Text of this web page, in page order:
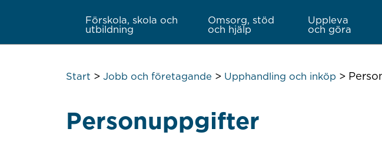
Förskola, skola och
utbildning
Omsorg, stöd
och hjälp
Uppleva
och göra
Start > Jobb och företagande > Upphandling och inköp >
Personuppgifter